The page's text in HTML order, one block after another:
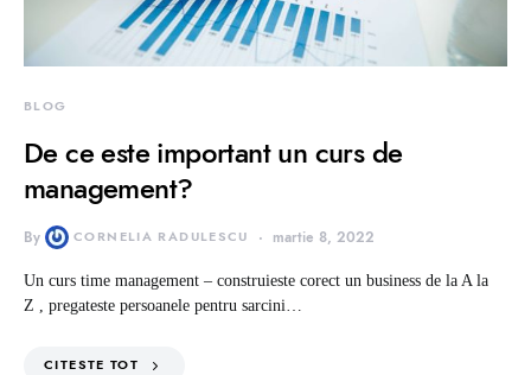
BLOG
De ce este important un curs de
management?
By CORNELIA RADULESCU martie 8, 2022
Un curs time management – construieste corect un business de la A la
Z , pregateste persoanele pentru sarcini…
CITESTE TOT